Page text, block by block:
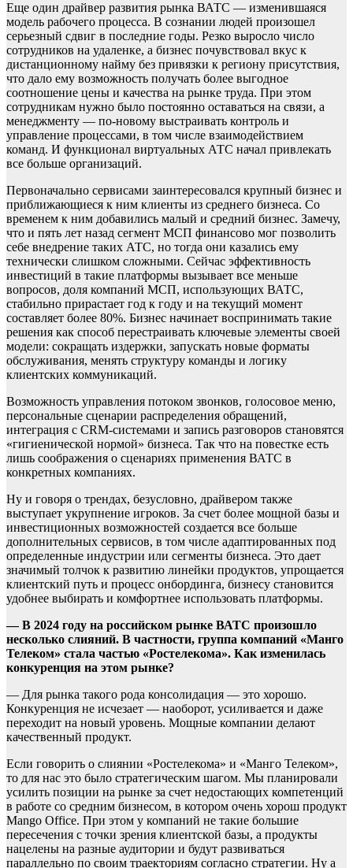
Еще один драйвер развития рынка ВАТС — изменившаяся
модель рабочего процесса. В сознании людей произошел
серьезный сдвиг в последние годы. Резко выросло число
сотрудников на удаленке, а бизнес почувствовал вкус к
дистанционному найму без привязки к региону присутствия,
что дало ему возможность получать более выгодное
соотношение цены и качества на рынке труда. При этом
сотрудникам нужно было постоянно оставаться на связи, а
менеджменту — по-новому выстраивать контроль и
управление процессами, в том числе взаимодействием
команд. И функционал виртуальных АТС начал привлекать
все больше организаций.
Первоначально сервисами заинтересовался крупный бизнес и
приближающиеся к ним клиенты из среднего бизнеса. Со
временем к ним добавились малый и средний бизнес. Замечу,
что и пять лет назад сегмент МСП финансово мог позволить
себе внедрение таких АТС, но тогда они казались ему
технически слишком сложными. Сейчас эффективность
инвестиций в такие платформы вызывает все меньше
вопросов, доля компаний МСП, использующих ВАТС,
стабильно прирастает год к году и на текущий момент
составляет более 80%. Бизнес начинает воспринимать такие
решения как способ перестраивать ключевые элементы своей
модели: сокращать издержки, запускать новые форматы
обслуживания, менять структуру команды и логику
клиентских коммуникаций.
Возможность управления потоком звонков, голосовое меню,
персональные сценарии распределения обращений,
интеграция с CRM-системами и запись разговоров становятся
«гигиенической нормой» бизнеса. Так что на повестке есть
лишь соображения о сценариях применения ВАТС в
конкретных компаниях.
Ну и говоря о трендах, безусловно, драйвером также
выступает укрупнение игроков. За счет более мощной базы и
инвестиционных возможностей создается все больше
дополнительных сервисов, в том числе адаптированных под
определенные индустрии или сегменты бизнеса. Это дает
значимый толчок к развитию линейки продуктов, упрощается
клиентский путь и процесс онбординга, бизнесу становится
удобнее выбирать и комфортнее использовать платформы.
— В 2024 году на российском рынке ВАТС произошло
несколько слияний. В частности, группа компаний «Манго
Телеком» стала частью «Ростелекома». Как изменилась
конкуренция на этом рынке?
— Для рынка такого рода консолидация — это хорошо.
Конкуренция не исчезает — наоборот, усиливается и даже
переходит на новый уровень. Мощные компании делают
качественный продукт.
Если говорить о слиянии «Ростелекома» и «Манго Телеком»,
то для нас это было стратегическим шагом. Мы планировали
усилить позиции на рынке за счет недостающих компетенций
в работе со средним бизнесом, в котором очень хорош продукт
Mango Office. При этом у компаний не такие большие
пересечения с точки зрения клиентской базы, а продукты
нацелены на разные аудитории и будут развиваться
параллельно по своим траекториям согласно стратегии. Ну а